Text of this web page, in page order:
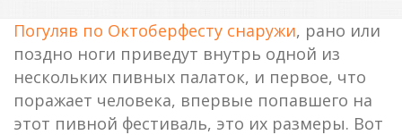
Погуляв по Октоберфесту снаружи, рано или
поздно ноги приведут внутрь одной из
нескольких пивных палаток, и первое, что
поражает человека, впервые попавшего на
этот пивной фестиваль, это их размеры. Вот